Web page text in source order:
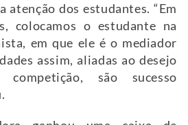
atenção dos estudantes. “Em
colocamos o estudante na
em que ele é o mediador
assim, aliadas ao desejo
são sucesso